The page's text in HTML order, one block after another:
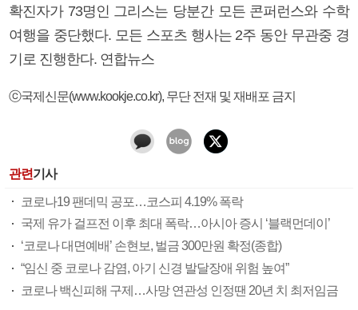
확진자가 73명인 그리스는 당분간 모든 콘퍼런스와 수학
여행을 중단했다. 모든 스포츠 행사는 2주 동안 무관중 경
기로 진행한다. 연합뉴스
ⓒ국제신문(www.kookje.co.kr), 무단 전재 및 재배포 금지
관련기사
코로나19 팬데믹 공포…코스피 4.19% 폭락
국제 유가 걸프전 이후 최대 폭락…아시아 증시 ‘블랙먼데이’
‘코로나 대면예배’ 손현보, 벌금 300만원 확정(종합)
“임신 중 코로나 감염, 아기 신경 발달장애 위험 높여”
코로나 백신피해 구제…사망 연관성 인정땐 20년 치 최저임금